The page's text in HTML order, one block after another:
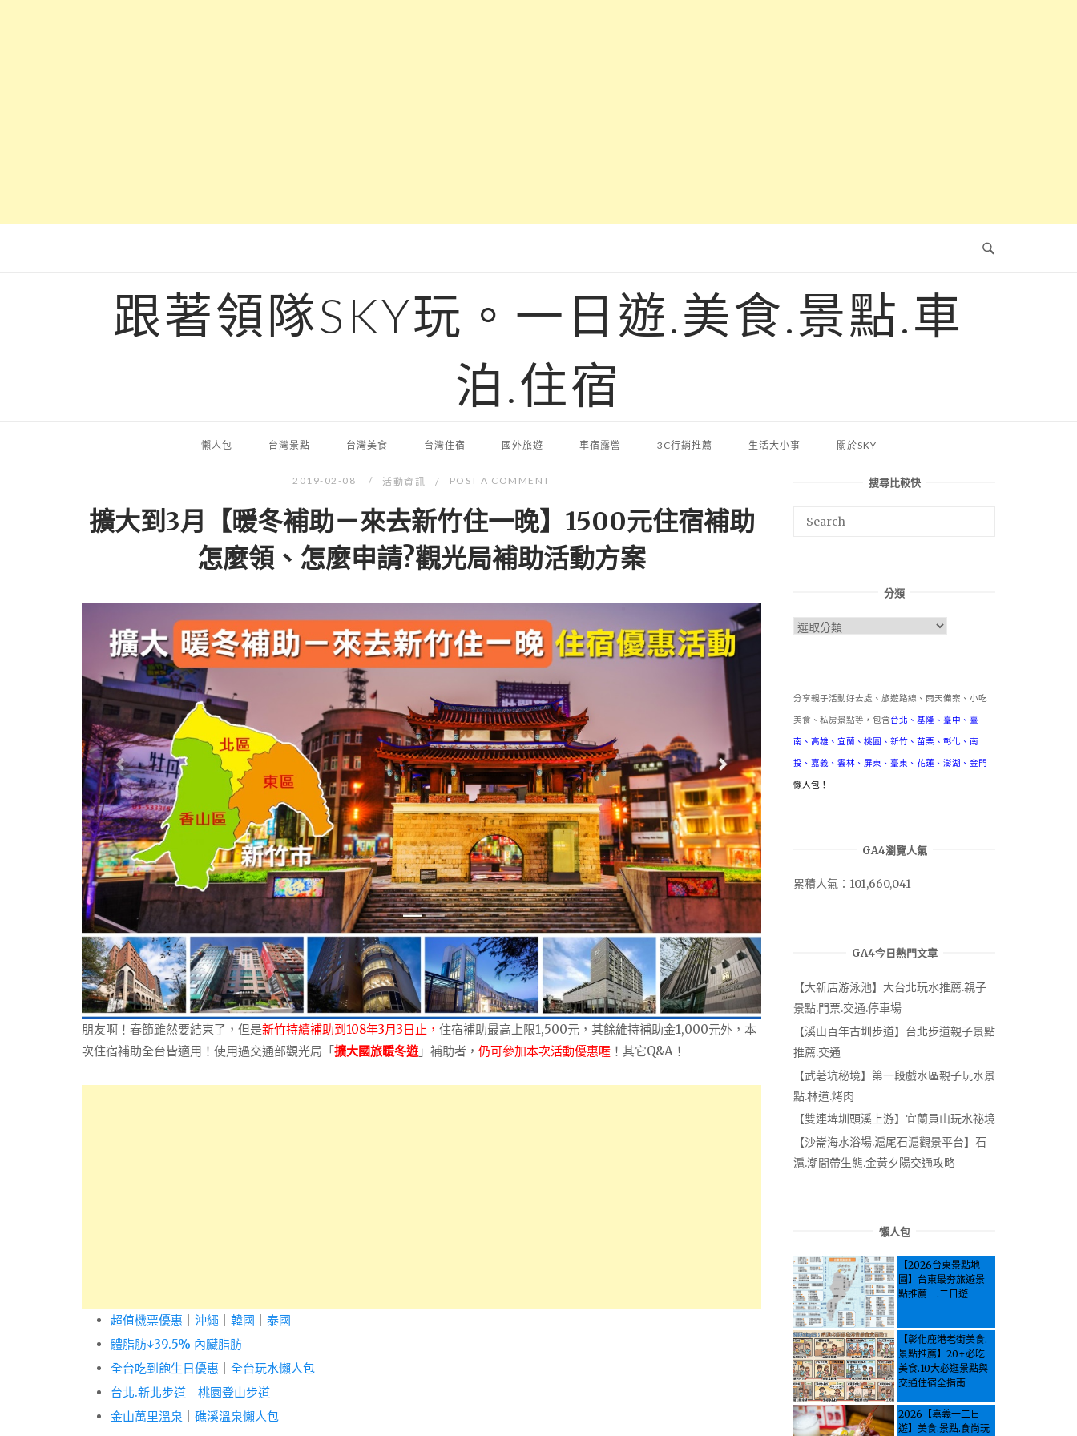
跟著領隊SKY玩。一日遊.美食.景點.車
泊.住宿
懶人包 台灣景點 台灣美食 台灣住宿 國外旅遊 車宿露營 3C行銷推薦 生活大小事 關於SKY
2019-02-08 活動資訊 POST A COMMENT
擴大到3月【暖冬補助－來去新竹住一晚】1500元住宿補助
怎麼領、怎麼申請?觀光局補助活動方案
朋友啊！春節雖然要結束了，但是新竹持續補助到108年3月3日止， 住宿補助最高上限1,500元，其餘維持補助金1,000元外，本
次住宿補助全台皆適用！使用過交通部觀光局「擴大國旅暖冬遊 」補助者， 仍可參加本次活動優惠喔 ！其它Q&A！
超值機票優惠 沖繩 韓國
泰國
體脂肪↓39.5% 內臟脂肪
全台吃到飽生日優惠
全台玩水懶人包
台北.新北步道
桃園登山步道
金山萬里溫泉
礁溪溫泉懶人包
搜尋比較快
分類
分
分享親子活動好去處、旅遊路線、雨天備案、小吃
美食、私房景點等，包含台北 、 基隆 、 臺中 、 臺
南 、 高雄 、 宜蘭 、 桃園 、 新竹 、 苗栗 、 彰化 、 南
投 、 嘉義 、 雲林 、 屏東 、 臺東 、 花蓮 、 澎湖 、 金門
懶人包！
GA4瀏覽人氣
累積人氣：101,660,041
GA4今日熱門文章
【大新店游泳池】大台北玩水推薦.親子
景點.門票.交通.停車場
【溪山百年古圳步道】台北步道親子景點
推薦.交通
【武荖坑秘境】第一段戲水區親子玩水景
點.林道.烤肉
【雙連埤圳頭溪上游】宜蘭員山玩水祕境
【沙崙海水浴場.滬尾石滬觀景平台】石
滬.潮間帶生態.金黃夕陽交通攻略
懶人包
【2026台東景點地
圖】台東最夯旅遊景
點推薦一.二日遊
【彰化鹿港老街美食.
景點推薦】20+必吃
美食.10大必逛景點與
交通住宿全指南
2026【嘉義一二日
遊】美食.景點.食尚玩